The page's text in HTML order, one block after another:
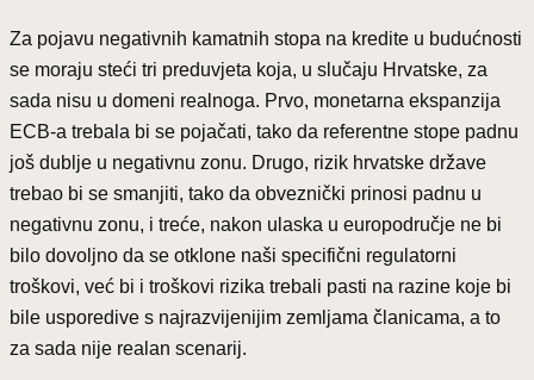
Za pojavu negativnih kamatnih stopa na kredite u budućnosti
se moraju steći tri preduvjeta koja, u slučaju Hrvatske, za
sada nisu u domeni realnoga. Prvo, monetarna ekspanzija
ECB-a trebala bi se pojačati, tako da referentne stope padnu
još dublje u negativnu zonu. Drugo, rizik hrvatske države
trebao bi se smanjiti, tako da obveznički prinosi padnu u
negativnu zonu, i treće, nakon ulaska u europodručje ne bi
bilo dovoljno da se otklone naši specifični regulatorni
troškovi, već bi i troškovi rizika trebali pasti na razine koje bi
bile usporedive s najrazvijenijim zemljama članicama, a to
za sada nije realan scenarij.